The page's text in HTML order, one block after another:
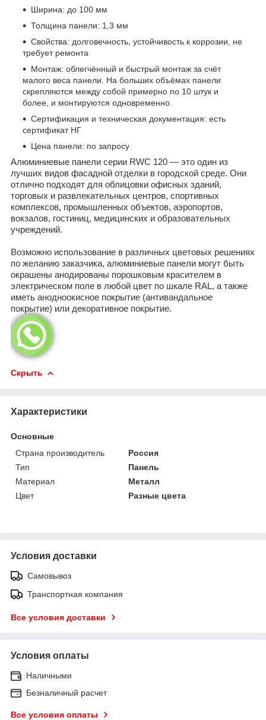
Ширина: до 100 мм
Толщина панели: 1,3 мм
Свойства: долговечность, устойчивость к коррозии, не
требует ремонта
Монтаж: облегчённый и быстрый монтаж за счёт
малого веса панели. На больших объёмах панели
скрепляются между собой примерно по 10 штук и
более, и монтируются одновременно.
Сертификация и техническая документация: есть
сертификат НГ
Цена панели: по запросу
Алюминиевые панели серии RWC 120 — это один из
лучших видов фасадной отделки в городской среде. Они
отлично подходят для облицовки офисных зданий,
торговых и развлекательных центров, спортивных
комплексов, промышленных объектов, аэропортов,
вокзалов, гостиниц, медицинских и образовательных
учреждений.
Возможно использование в различных цветовых решениях
по желанию заказчика, алюминиевые панели могут быть
окрашены анодированы порошковым красителем в
электрическом поле в любой цвет по шкале RAL, а также
иметь анодноокисное покрытие (антивандальное
покрытие) или декоративное покрытие.
Скрыть
Характеристики
Основные
Страна производитель
Россия
Тип
Панель
Материал
Металл
Цвет
Разные цвета
Условия доставки
Самовывоз
Транспортная компания
Все условия доставки
Условия оплаты
Наличными
Безналичный расчет
Все условия оплаты